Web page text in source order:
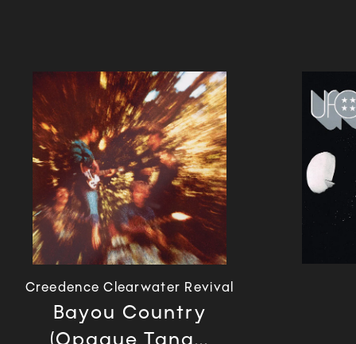
Creedence Clearwater Revival
Bayou Country
(Opaque Tang...